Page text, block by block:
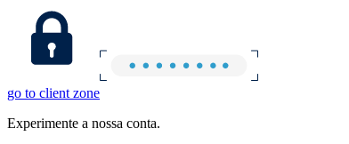
go to client zone
Experimente a nossa conta.